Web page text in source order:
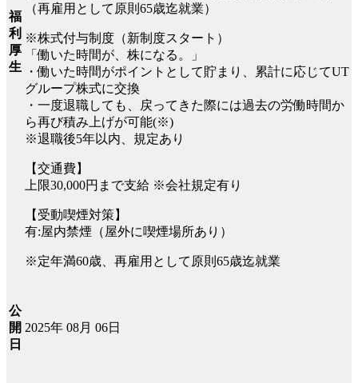
福
利
厚
生
（再雇用として原則65歳迄就業）
※株式付与制度（新制度スタート）
「働いた時間が、株になる。」
・働いた時間がポイントとして貯まり、累計に応じてUT
グループ株式に交換
・一度退職しても、戻ってきた際には過去の労働時間か
ら再び積み上げが可能(※)
※退職後5年以内、規定あり
【交通費】
上限30,000円まで支給 ※会社規定有り
【受動喫煙対策】
有:屋内禁煙（屋外に喫煙場所あり）
※定年満60歳、再雇用として原則65歳迄就業
公
開
日
2025年 08月 06日